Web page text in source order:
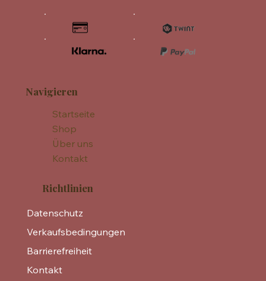
Navigieren
Startseite
Shop
Über uns
Kontakt
Richtlinien
Datenschutz
Verkaufsbedingungen
Barrierefreiheit
Kontakt